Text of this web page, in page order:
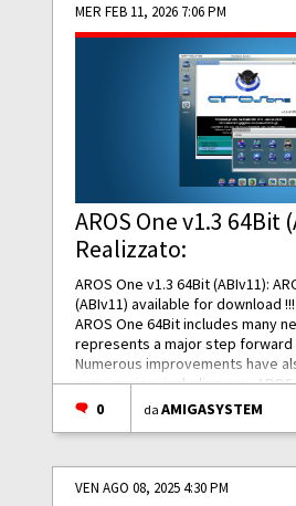
MER FEB 11, 2026 7:06 PM
AROS One v1.3 64Bit
Realizzato:
AROS One v1.3 64Bit (ABIv11):
(ABIv11) available for download
AROS One 64Bit includes many
represents a major step
Numerous improvements have
new version, including new
0
daAMIGASYSTEM
VEN AGO 08, 2025 4:30 PM